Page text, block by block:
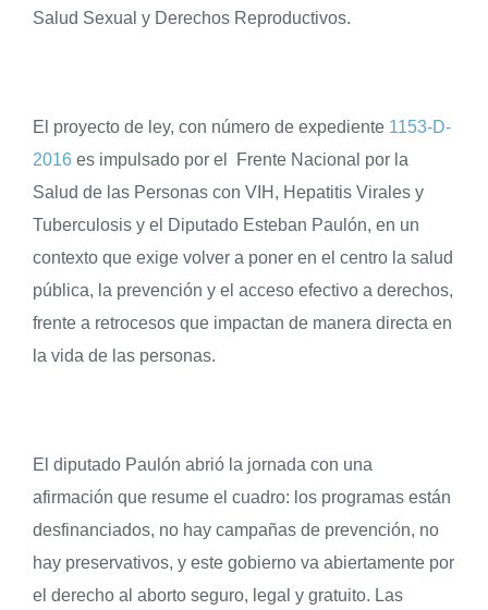
Salud Sexual y Derechos Reproductivos.
El proyecto de ley, con número de expediente 1153-D-
2016 es impulsado por el Frente Nacional por la
Salud de las Personas con VIH, Hepatitis Virales y
Tuberculosis y el Diputado Esteban Paulón, en un
contexto que exige volver a poner en el centro la salud
pública, la prevención y el acceso efectivo a derechos,
frente a retrocesos que impactan de manera directa en
la vida de las personas.
El diputado Paulón abrió la jornada con una
afirmación que resume el cuadro: los programas están
desfinanciados, no hay campañas de prevención, no
hay preservativos, y este gobierno va abiertamente por
el derecho al aborto seguro, legal y gratuito. Las